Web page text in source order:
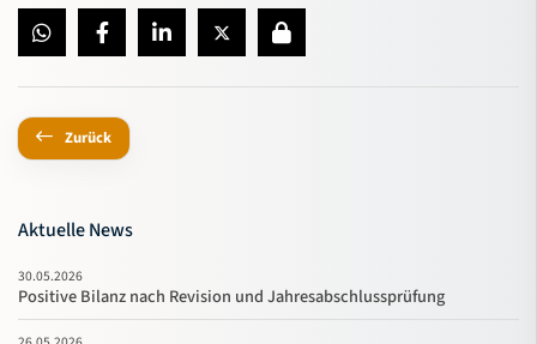
Zurück
Aktuelle News
30.05.2026
Positive Bilanz nach Revision und Jahresabschlussprüfung